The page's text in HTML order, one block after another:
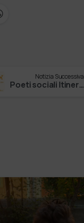
Notizia Successiva
Poeti sociali Itinerari di pace! Gli eventi di OGGI 20 OTTOBRE Ore 9.00 – Chiesa Evangelica Luterana: Preghiera ecumenica per la pace i…